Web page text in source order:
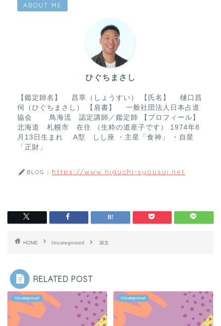
e e
ABOUT ME
ひぐちまさし
【鑑定師名】 昌萃（しょうすい） 【氏名】 樋口昌
伺（ひぐちまさし） 【肩書】 一般社団法人日本占道
協会 鳥海流 認定講師／鑑定師 【プロフィール】
北海道 札幌市 在住 （生粋の道産子です） 1974年8
月13日生まれ A型 しし座 ・主星「食神」 ・自星
「正財」
BLOG： https://www.higuchi-syousui.net
HOME Uncategroized 淑女
RELATED POST
Uncategroized Uncategroized